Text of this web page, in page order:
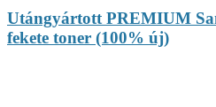
Utángyártott PREMIUM
fekete toner (100% új)